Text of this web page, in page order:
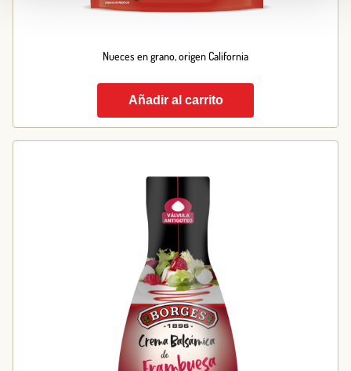
Nueces en grano, origen California
Añadir al carrito